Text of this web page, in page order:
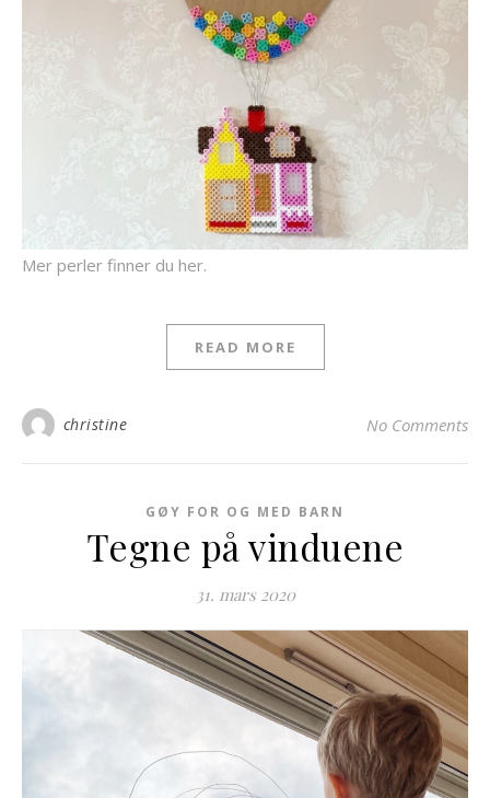
Mer perler finner du her.
READ MORE
christine No Comments
GØY FOR OG MED BARN
Tegne på vinduene
31. mars 2020